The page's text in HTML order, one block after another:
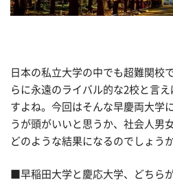
日本の私立大学の中でも超難関校
らに永遠のライバル的な2校と言
すよね。今回はそんな早慶両大学
うが頭がいいと思うか、社会人男
どのような結果になるのでしょう
■早稲田大学と慶応大学、どちら